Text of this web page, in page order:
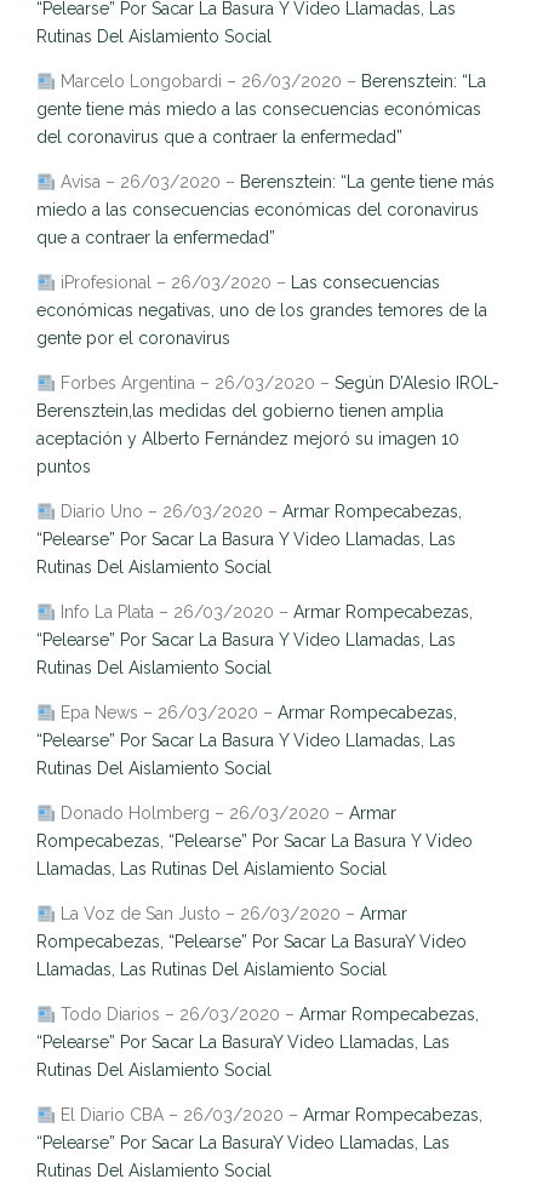
“Pelearse” Por Sacar La Basura Y Video Llamadas, Las
Rutinas Del Aislamiento Social
Marcelo Longobardi – 26/03/2020 – Berensztein: “La
gente tiene más miedo a las consecuencias económicas
del coronavirus que a contraer la enfermedad”
Avisa – 26/03/2020 – Berensztein: “La gente tiene más
miedo a las consecuencias económicas del coronavirus
que a contraer la enfermedad”
iProfesional – 26/03/2020 – Las consecuencias
económicas negativas, uno de los grandes temores de la
gente por el coronavirus
Forbes Argentina – 26/03/2020 – Según D’Alesio IROL-
Berensztein,las medidas del gobierno tienen amplia
aceptación y Alberto Fernández mejoró su imagen 10
puntos
Diario Uno – 26/03/2020 – Armar Rompecabezas,
“Pelearse” Por Sacar La Basura Y Video Llamadas, Las
Rutinas Del Aislamiento Social
Info La Plata – 26/03/2020 – Armar Rompecabezas,
“Pelearse” Por Sacar La Basura Y Video Llamadas, Las
Rutinas Del Aislamiento Social
Epa News – 26/03/2020 – Armar Rompecabezas,
“Pelearse” Por Sacar La Basura Y Video Llamadas, Las
Rutinas Del Aislamiento Social
Donado Holmberg – 26/03/2020 – Armar
Rompecabezas, “Pelearse” Por Sacar La Basura Y Video
Llamadas, Las Rutinas Del Aislamiento Social
La Voz de San Justo – 26/03/2020 – Armar
Rompecabezas, “Pelearse” Por Sacar La BasuraY Video
Llamadas, Las Rutinas Del Aislamiento Social
Todo Diarios – 26/03/2020 – Armar Rompecabezas,
“Pelearse” Por Sacar La BasuraY Video Llamadas, Las
Rutinas Del Aislamiento Social
El Diario CBA – 26/03/2020 – Armar Rompecabezas,
“Pelearse” Por Sacar La BasuraY Video Llamadas, Las
Rutinas Del Aislamiento Social